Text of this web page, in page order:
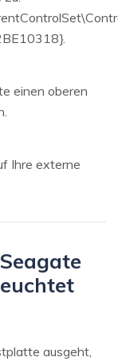
einen oberen
Ihre externe
ausgeht,